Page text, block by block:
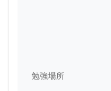
勉強場所